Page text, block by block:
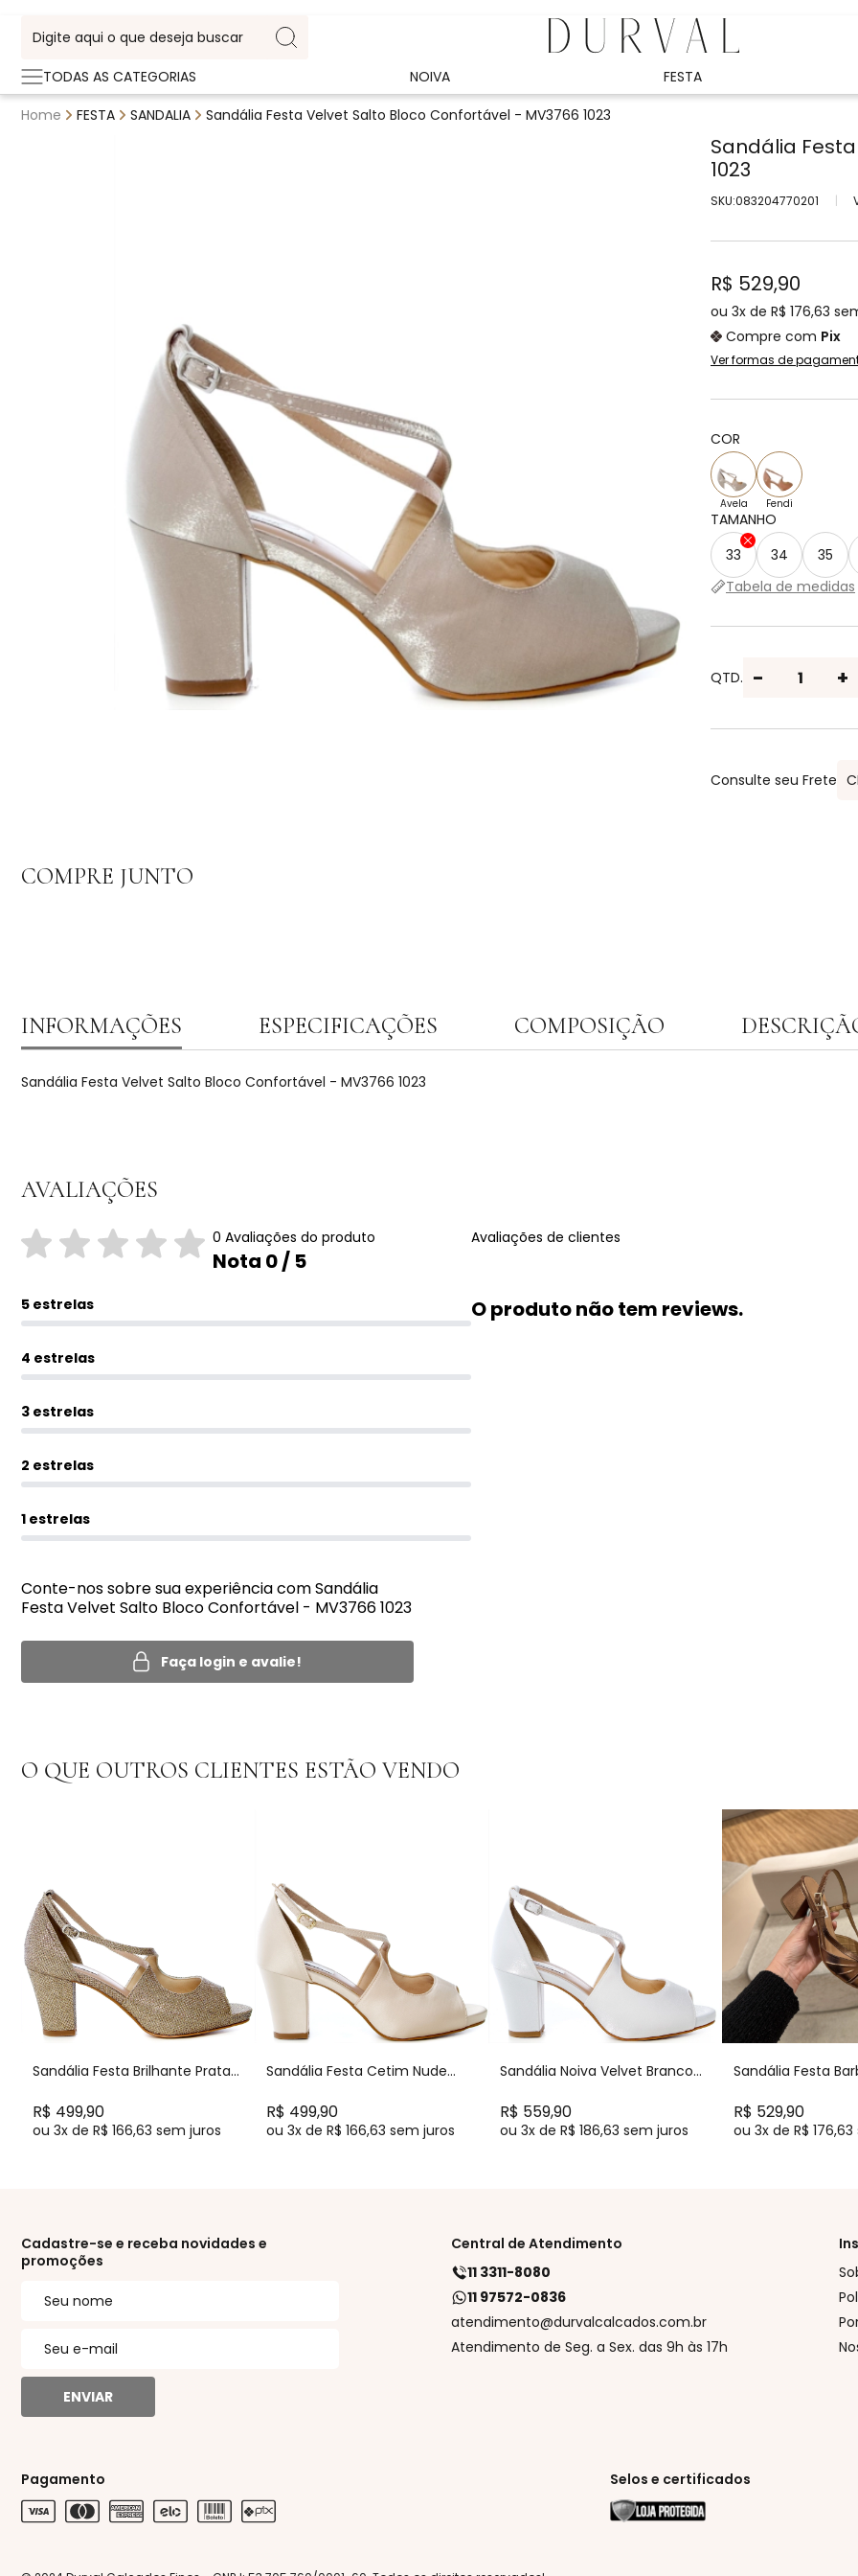
TODAS AS CATEGORIAS NOIVA
FESTA
Home
FESTA SANDALIA Sandália Festa Velvet Salto Bloco Confortável - MV3766 1023
Sandália
1023
SKU:083204770201
R$ 529,90
ou 3x de R$ 176,63
Compre com Pix
Ver formas de
1x de R$ 529,90 sem juros
3x de R$ 176,63 sem juros
Boleto
1x de R$ 529,90 sem juros
COR
Avela Fendi
TAMANHO
33
34
35
Tabela de medidas
QTD. - +
Consulte seu Frete
COMPRE JUNTO
INFORMAÇÕES
Sandália Festa Velvet Salto Bloco Confortável - MV3766 1023
ESPECIFICAÇÕES COMPOSIÇÃO
AVALIAÇÕES
0 Avaliações do produto
Nota 0 / 5
5 estrelas
4 estrelas
3 estrelas
2 estrelas
1 estrelas
Conte-nos sobre sua experiência com Sandália
Festa Velvet Salto Bloco Confortável - MV3766 1023
Faça login e avalie!
Avaliações de clientes
O produto não tem reviews.
O QUE OUTROS CLIENTES ESTÃO VENDO
Sandália Festa Brilhante Prata
MV3766 1023
R$ 499,90
ou 3x de R$ 166,63 sem juros
Sandália Festa Cetim Nude
MV3766 1023
R$ 499,90
ou 3x de R$ 166,63 sem juros
Sandália Noiva Velvet Branco
MV3766 1023
R$ 559,90
ou 3x de R$ 186,63 sem juros
Sandália Festa
- NF411
R$ 529,90
ou 3x de R$ 176,63
Cadastre-se e receba novidades e
promoções
ENVIAR
Central de Atendimento
11 3311-8080
11 97572-0836
atendimento@durvalcalcados.com.br
Atendimento de Seg. a Sex. das 9h às 17h
Pagamento Selos e certificados